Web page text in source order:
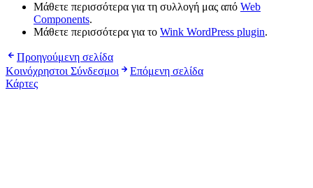
Μάθετε περισσότερα για τη συλλογή μας από Web
Components.
Μάθετε περισσότερα για το Wink WordPress plugin.
Προηγούμενη σελίδα
Κοινόχρηστοι Σύνδεσμοι
Επόμενη σελίδα
Κάρτες